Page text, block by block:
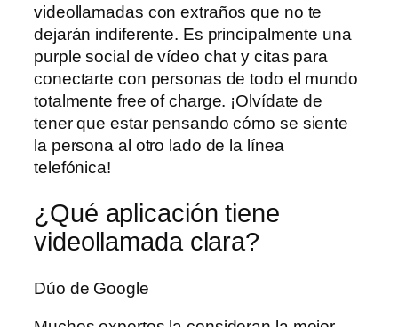
videollamadas con extraños que no te
dejarán indiferente. Es principalmente una
purple social de vídeo chat y citas para
conectarte con personas de todo el mundo
totalmente free of charge. ¡Olvídate de
tener que estar pensando cómo se siente
la persona al otro lado de la línea
telefónica!
¿Qué aplicación tiene
videollamada clara?
Dúo de Google